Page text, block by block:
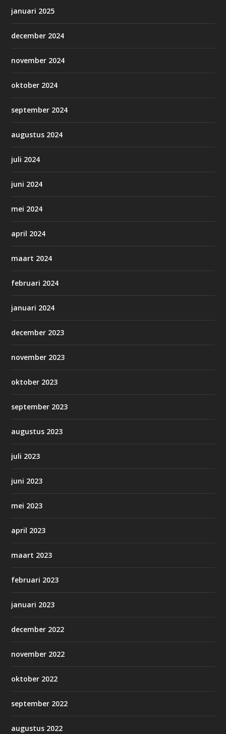
januari 2025
december 2024
november 2024
oktober 2024
september 2024
augustus 2024
juli 2024
juni 2024
mei 2024
april 2024
maart 2024
februari 2024
januari 2024
december 2023
november 2023
oktober 2023
september 2023
augustus 2023
juli 2023
juni 2023
mei 2023
april 2023
maart 2023
februari 2023
januari 2023
december 2022
november 2022
oktober 2022
september 2022
augustus 2022